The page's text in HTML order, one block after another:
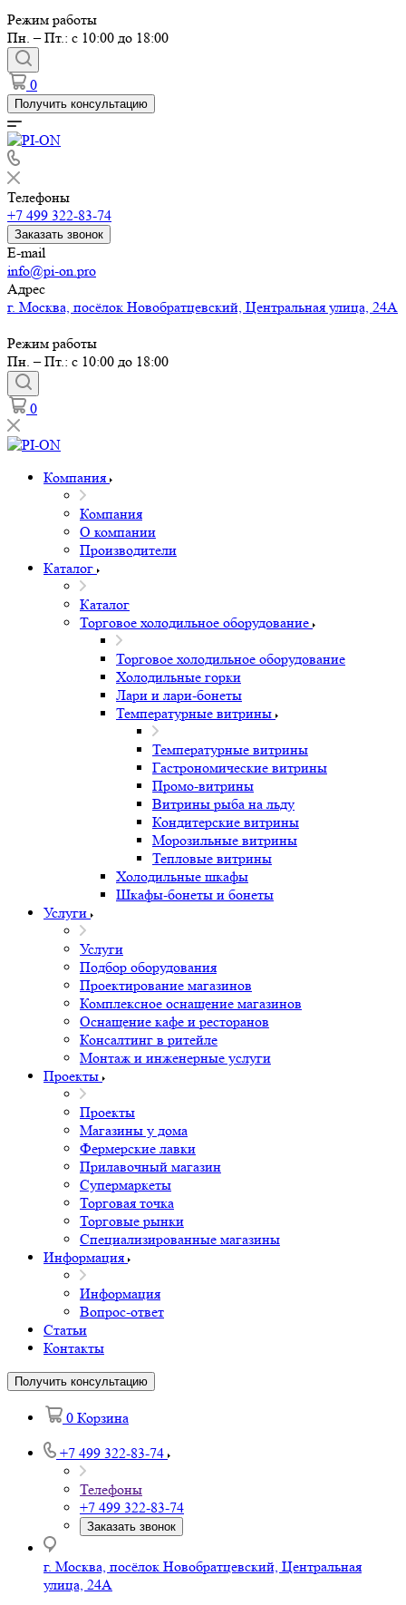
Режим работы
Пн. – Пт.: с 10:00 до 18:00
0
Получить консультацию
Телефоны
+7 499 322-83-74
Заказать звонок
E-mail
info@pi-on.pro
Адрес
г. Москва, посёлок Новобратцевский, Центральная улица, 24А
Режим работы
Пн. – Пт.: с 10:00 до 18:00
0
Компания
Компания
О компании
Производители
Каталог
Каталог
Торговое холодильное оборудование
Торговое холодильное оборудование
Холодильные горки
Лари и лари-бонеты
Температурные витрины
Температурные витрины
Гастрономические витрины
Промо-витрины
Витрины рыба на льду
Кондитерские витрины
Морозильные витрины
Тепловые витрины
Холодильные шкафы
Шкафы-бонеты и бонеты
Услуги
Услуги
Подбор оборудования
Проектирование магазинов
Комплексное оснащение магазинов
Оснащение кафе и ресторанов
Консалтинг в ритейле
Монтаж и инженерные услуги
Проекты
Проекты
Магазины у дома
Фермерские лавки
Прилавочный магазин
Супермаркеты
Торговая точка
Торговые рынки
Специализированные магазины
Информация
Информация
Вопрос-ответ
Статьи
Контакты
Получить консультацию
0 Корзина
+7 499 322-83-74
Телефоны
+7 499 322-83-74
Заказать звонок
г. Москва, посёлок Новобратцевский, Центральная
улица, 24А